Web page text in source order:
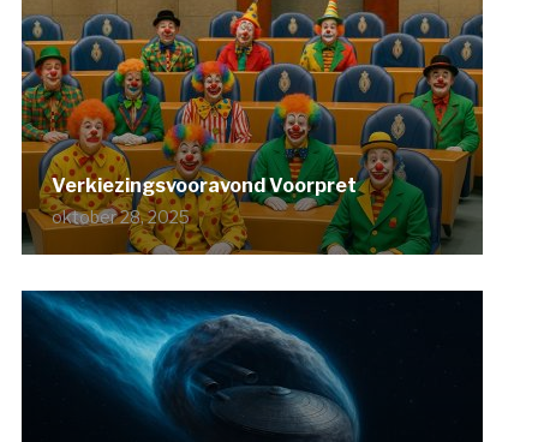
Verkiezingsvooravond Voorpret
oktober 28, 2025